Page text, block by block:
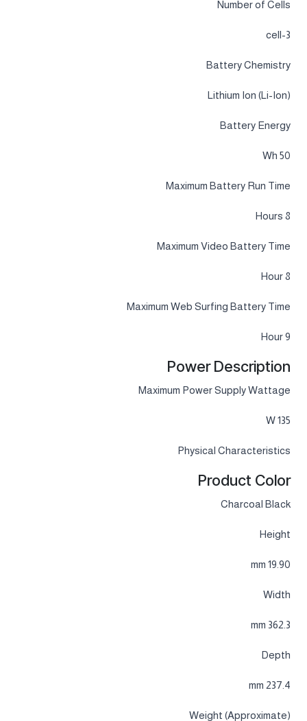
Number of Cells
3-cell
Battery Chemistry
Lithium Ion (Li-Ion)
Battery Energy
50 Wh
Maximum Battery Run Time
8 Hours
Maximum Video Battery Time
8 Hour
Maximum Web Surfing Battery Time
9 Hour
Power Description
Maximum Power Supply Wattage
135 W
Physical Characteristics
Product Color
Charcoal Black
Height
19.90 mm
Width
362.3 mm
Depth
237.4 mm
Weight (Approximate)